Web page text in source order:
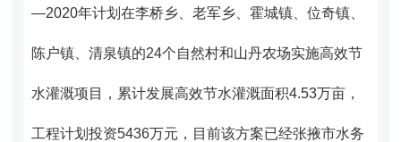
—2020年计划在李桥乡、老军乡、霍城镇、位奇镇、
陈户镇、清泉镇的24个自然村和山丹农场实施高效节
水灌溉项目， 累计发展高效节水灌溉面积4.53万亩，
工程计划投资5436万元，目前该方案已经张掖市水务